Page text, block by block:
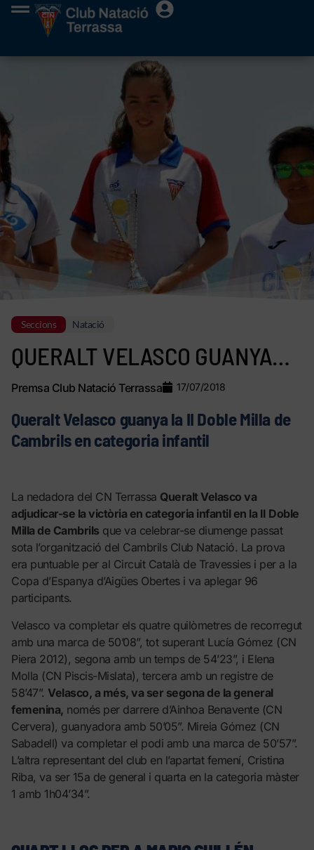
Seccions Natació
QUERALT VELASCO GUANYA…
Premsa Club Natació Terrassa 17/07/2018
Queralt Velasco guanya la II Doble Milla de
Cambrils en categoria infantil
La nedadora del CN Terrassa Queralt Velasco va
adjudicar-se la victòria en categoria infantil en la II Doble
Milla de Cambrils que va celebrar-se diumenge passat
sota l’organització del Cambrils Club Natació. La prova
era puntuable per al Circuit Català de Travessies i per a la
Copa d’Espanya d’Aigües Obertes i va aplegar 96
participants.
Velasco va completar els quatre quilòmetres de recorregut
amb una marca de 50’08”, tot superant Lucía Gómez (CN
Piera 2012), segona amb un temps de 54’23”, i Elena
Molla (CN Piscis-Mislata), tercera amb un registre de
58’47”. Velasco, a més, va ser segona de la general
femenina, només per darrere d’Ainhoa Benavente (CN
Cervera), guanyadora amb 50’05”. Mireia Gómez (CN
Sabadell) va completar el podi amb una marca de 50’57”.
L’altra representant del club en l’apartat femení, Cristina
Riba, va ser 15a de general i quarta en la categoria màster
1 amb 1h04’34”.